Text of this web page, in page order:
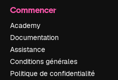
Commencer
Academy
Documentation
Assistance
Conditions générales
Politique de confidentialité